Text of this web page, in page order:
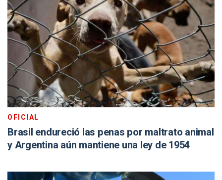
OFICIAL
Brasil endureció las penas por maltrato animal
y Argentina aún mantiene una ley de 1954